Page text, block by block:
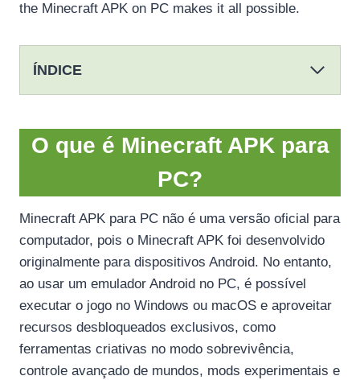
the Minecraft APK on PC makes it all possible.
ÍNDICE
O que é Minecraft APK para
PC?
Minecraft APK para PC não é uma versão oficial para
computador, pois o Minecraft APK foi desenvolvido
originalmente para dispositivos Android. No entanto,
ao usar um emulador Android no PC, é possível
executar o jogo no Windows ou macOS e aproveitar
recursos desbloqueados exclusivos, como
ferramentas criativas no modo sobrevivência,
controle avançado de mundos, mods experimentais e